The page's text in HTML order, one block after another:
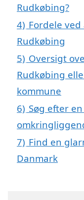
Rudkøbing?
4) Fordele
Rudkøbing
5) Oversigt
Rudkøbing
kommune
6) Søg efter
7) Find en
Danmark